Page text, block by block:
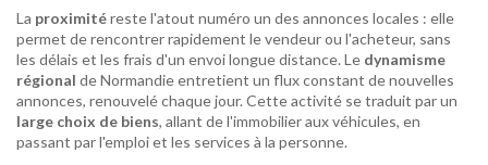
La proximitéreste l'atout numéro un des annonces locales : elle
permet de rencontrer rapidement le vendeur ou l'acheteur, sans
les délais et les frais d'un envoi longue distance. Le dynamisme
régional de Normandie entretient un flux constant de nouvelles
annonces, renouvelé chaque jour. Cette activité se traduit par un
large choix de biens, allant de l'immobilier aux véhicules, en
passant par l'emploi et les services à la personne.